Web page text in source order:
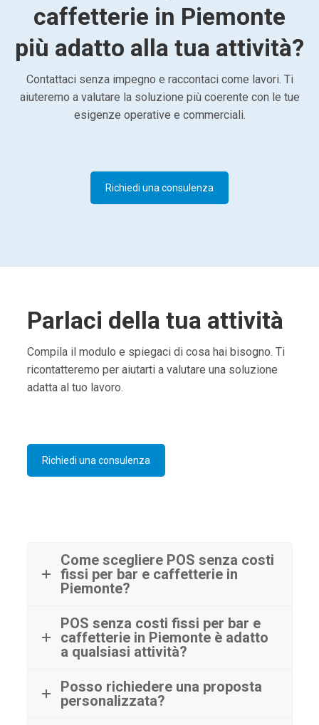
caffetterie in Piemonte
più adatto alla tua attività?
Contattaci senza impegno e raccontaci come lavori. Ti
aiuteremo a valutare la soluzione più coerente con le tue
esigenze operative e commerciali.
Richiedi una consulenza
Parlaci della tua attività
Compila il modulo e spiegaci di cosa hai bisogno. Ti
ricontatteremo per aiutarti a valutare una soluzione
adatta al tuo lavoro.
Richiedi una consulenza
Come scegliere POS senza costi
fissi per bar e caffetterie in
Piemonte?
POS senza costi fissi per bar e
caffetterie in Piemonte è adatto
a qualsiasi attività?
Posso richiedere una proposta
personalizzata?